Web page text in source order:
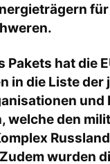
Pakets hat die
in die Liste
und
welche den
wurden